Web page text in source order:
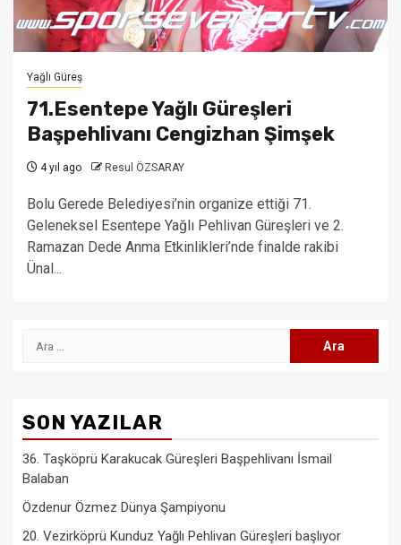
Yağlı Güreş
71.Esentepe Yağlı Güreşleri
Başpehlivanı Cengizhan Şimşek
4 yıl ago Resul ÖZSARAY
Bolu Gerede Belediyesi’nin organize ettiği 71.
Geleneksel Esentepe Yağlı Pehlivan Güreşleri ve 2.
Ramazan Dede Anma Etkinlikleri’nde finalde rakibi
Ünal...
Arama:
SON YAZILAR
36. Taşköprü Karakucak Güreşleri Başpehlivanı İsmail
Balaban
Özdenur Özmez Dünya Şampiyonu
20. Vezirköprü Kunduz Yağlı Pehlivan Güreşleri başlıyor